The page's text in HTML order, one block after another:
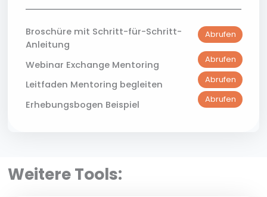
Broschüre mit Schritt-für-Schritt-
Anleitung​
Abrufen
Webinar Exchange Mentoring Abrufen
Leitfaden Mentoring begleiten Abrufen
Erhebungsbogen Beispiel Abrufen
Weitere Tools: